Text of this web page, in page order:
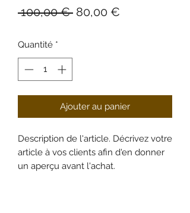
100,00 € Prix
80,00 €
Quantité *
Ajouter au panier
Description de l'article. Décrivez votre
article à vos clients afin d'en donner
un aperçu avant l'achat.